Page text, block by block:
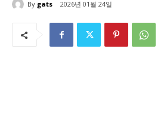
By gats 2026년 01월 24일